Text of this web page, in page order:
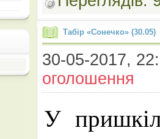
Табір «Сонечко» (30.05)
30-05-2017,
оголошення
У